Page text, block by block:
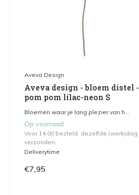
Aveva Design
Aveva design - bloem distel -
pom pom lilac-neon S
Bloemen waar je lang plezier van h...
Op voorraad
Voor 14.00 besteld, dezelfde (werk)dag
verzonden.
Deliverytime
€7,95